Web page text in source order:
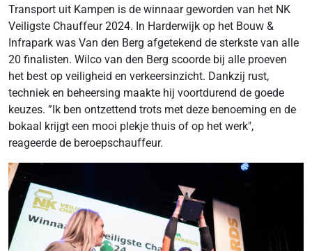
Transport uit Kampen is de winnaar geworden van het NK
Veiligste Chauffeur 2024. In Harderwijk op het Bouw &
Infrapark was Van den Berg afgetekend de sterkste van alle
20 finalisten. Wilco van den Berg scoorde bij alle proeven
het best op veiligheid en verkeersinzicht. Dankzij rust,
techniek en beheersing maakte hij voortdurend de goede
keuzes. ”Ik ben ontzettend trots met deze benoeming en de
bokaal krijgt een mooi plekje thuis of op het werk",
reageerde de beroepschauffeur.